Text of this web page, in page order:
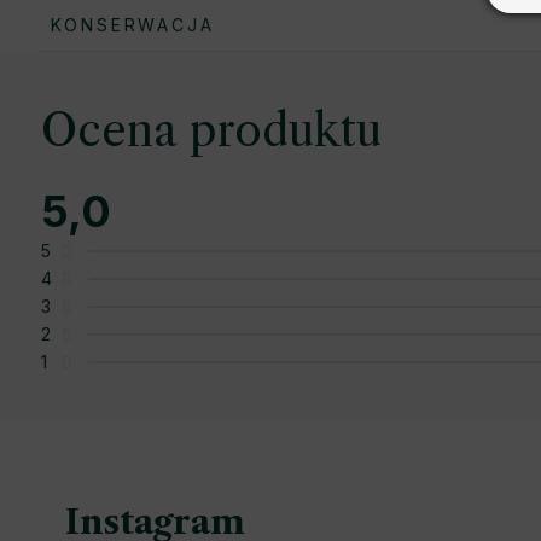
KONSERWACJA
Ocena produktu
5,0
5
4
3
2
1
i
t
a
o
c
Instagram